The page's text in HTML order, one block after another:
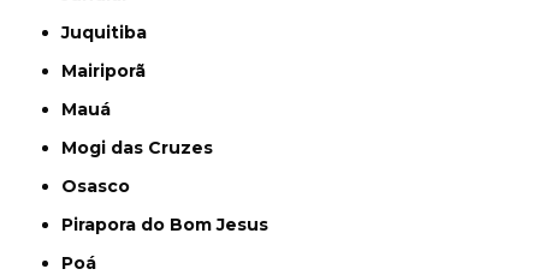
Juquitiba
Mairiporã
Mauá
Mogi das Cruzes
Osasco
Pirapora do Bom Jesus
Poá